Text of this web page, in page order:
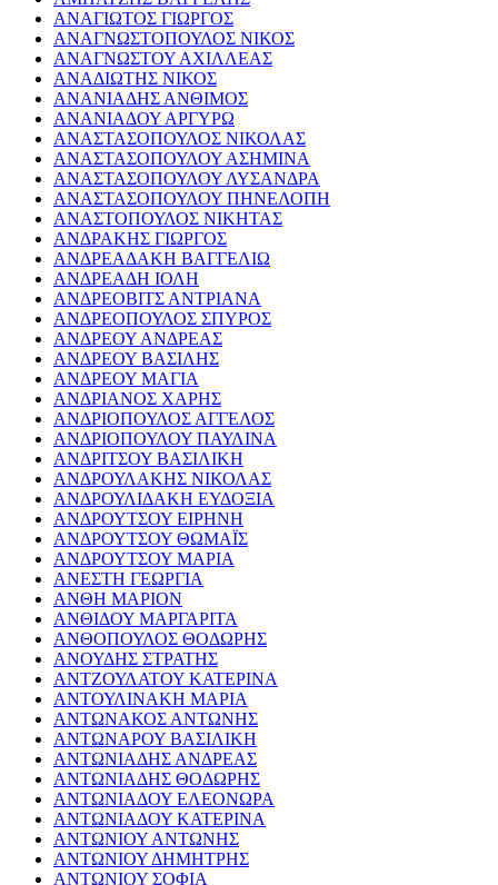
ΑΝΑΓΙΩΤΟΣ ΓΙΩΡΓΟΣ
ΑΝΑΓΝΩΣΤΟΠΟΥΛΟΣ ΝΙΚΟΣ
ΑΝΑΓΝΩΣΤΟΥ ΑΧΙΛΛΕΑΣ
ΑΝΑΔΙΩΤΗΣ ΝΙΚΟΣ
ΑΝΑΝΙΑΔΗΣ ΑΝΘΙΜΟΣ
ΑΝΑΝΙΑΔΟΥ ΑΡΓΥΡΩ
ΑΝΑΣΤΑΣΟΠΟΥΛΟΣ ΝΙΚΟΛΑΣ
ΑΝΑΣΤΑΣΟΠΟΥΛΟΥ ΑΣΗΜΙΝΑ
ΑΝΑΣΤΑΣΟΠΟΥΛΟΥ ΛΥΣΑΝΔΡΑ
ΑΝΑΣΤΑΣΟΠΟΥΛΟΥ ΠΗΝΕΛΟΠΗ
ΑΝΑΣΤΟΠΟΥΛΟΣ ΝΙΚΗΤΑΣ
ΑΝΔΡΑΚΗΣ ΓΙΩΡΓΟΣ
ΑΝΔΡΕΑΔΑΚΗ ΒΑΓΓΕΛΙΩ
ΑΝΔΡΕΑΔΗ ΙΟΛΗ
ΑΝΔΡΕΟΒΙΤΣ ΑΝΤΡΙΑΝΑ
ΑΝΔΡΕΟΠΟΥΛΟΣ ΣΠΥΡΟΣ
ΑΝΔΡΕΟΥ ΑΝΔΡΕΑΣ
ΑΝΔΡΕΟΥ ΒΑΣΙΛΗΣ
ΑΝΔΡΕΟΥ ΜΑΓΙΑ
ΑΝΔΡΙΑΝΟΣ ΧΑΡΗΣ
ΑΝΔΡΙΟΠΟΥΛΟΣ ΑΓΓΕΛΟΣ
ΑΝΔΡΙΟΠΟΥΛΟΥ ΠΑΥΛΙΝΑ
ΑΝΔΡΙΤΣΟΥ ΒΑΣΙΛΙΚΗ
ΑΝΔΡΟΥΛΑΚΗΣ ΝΙΚΟΛΑΣ
ΑΝΔΡΟΥΛΙΔΑΚΗ ΕΥΔΟΞΙΑ
ΑΝΔΡΟΥΤΣΟΥ ΕΙΡΗΝΗ
ΑΝΔΡΟΥΤΣΟΥ ΘΩΜΑΪΣ
ΑΝΔΡΟΥΤΣΟΥ ΜΑΡΙΑ
ΑΝΕΣΤΗ ΓΕΩΡΓΙΑ
ΑΝΘΗ ΜΑΡΙΟΝ
ΑΝΘΙΔΟΥ ΜΑΡΓΑΡΙΤΑ
ΑΝΘΟΠΟΥΛΟΣ ΘΟΔΩΡΗΣ
ΑΝΟΥΔΗΣ ΣΤΡΑΤΗΣ
ΑΝΤΖΟΥΛΑΤΟΥ ΚΑΤΕΡΙΝΑ
ΑΝΤΟΥΛΙΝΑΚΗ ΜΑΡΙΑ
ΑΝΤΩΝΑΚΟΣ ΑΝΤΩΝΗΣ
ΑΝΤΩΝΑΡΟΥ ΒΑΣΙΛΙΚΗ
ΑΝΤΩΝΙΑΔΗΣ ΑΝΔΡΕΑΣ
ΑΝΤΩΝΙΑΔΗΣ ΘΟΔΩΡΗΣ
ΑΝΤΩΝΙΑΔΟΥ ΕΛΕΟΝΩΡΑ
ΑΝΤΩΝΙΑΔΟΥ ΚΑΤΕΡΙΝΑ
ΑΝΤΩΝΙΟΥ ΑΝΤΩΝΗΣ
ΑΝΤΩΝΙΟΥ ΔΗΜΗΤΡΗΣ
ΑΝΤΩΝΙΟΥ ΣΟΦΙΑ